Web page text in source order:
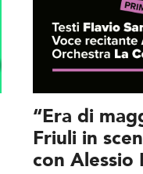
“Era di
Friuli in
con Alessio